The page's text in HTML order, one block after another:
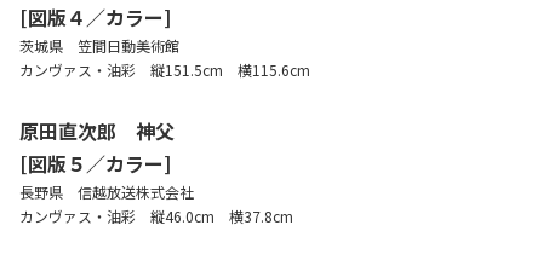
[図版４／カラー]
茨城県 笠間日動美術館
カンヴァス・油彩 縦151.5cm 横115.6cm
原田直次郎 神父
[図版５／カラー]
長野県 信越放送株式会社
カンヴァス・油彩 縦46.0cm 横37.8cm